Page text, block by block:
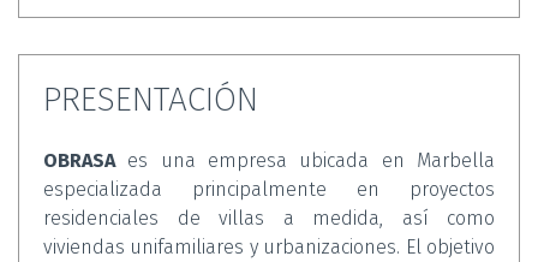
PRESENTACIÓN
OBRASA es una empresa ubicada en Marbella
especializada principalmente en proyectos
residenciales de villas a medida, así como
viviendas unifamiliares y urbanizaciones. El objetivo